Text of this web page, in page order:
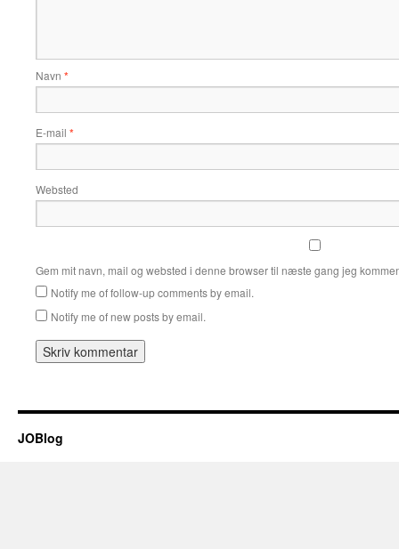
Navn *
E-mail *
Websted
Gem mit navn, mail og websted i denne browser til næste gang jeg
Notify me of follow-up comments by email.
Notify me of new posts by email.
JOBlog